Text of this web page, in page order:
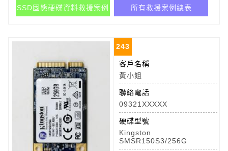
SSD固態硬碟資料救援案例 所有救援案例總表
243
客戶名稱
黃小姐
聯絡電話
09321XXXXX
硬碟型號
Kingston
SMSR150S3/256G